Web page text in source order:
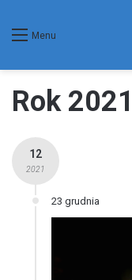
Menu
Rok 2021
12
2021
23 grudnia